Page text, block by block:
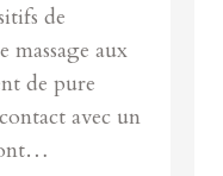
de
massage aux
de pure
avec un